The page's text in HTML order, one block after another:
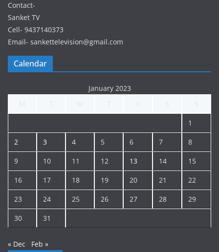
Contact-
Sanket TV
Cell- 9437140373
Email- sankettelevision@gmail.com
Calendar
January 2023
1
2 3 4 5 6 7 8
9 10 11 12 13 14 15
16 17 18 19 20 21 22
23 24 25 26 27 28 29
30 31
« Dec Feb »